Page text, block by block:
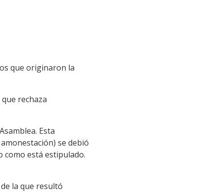
que originaron la
rechaza
Esta
se debió
como está estipulado.
la que resultó